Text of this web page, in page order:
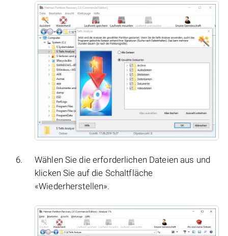
Wählen Sie die erforderlichen Dateien aus und
klicken Sie auf die Schaltfläche
«Wiederherstellen».